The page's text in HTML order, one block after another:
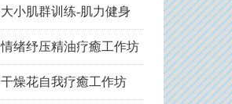
大小肌群训练-肌力健身
情绪纾压精油疗癒工作坊
干燥花自我疗癒工作坊